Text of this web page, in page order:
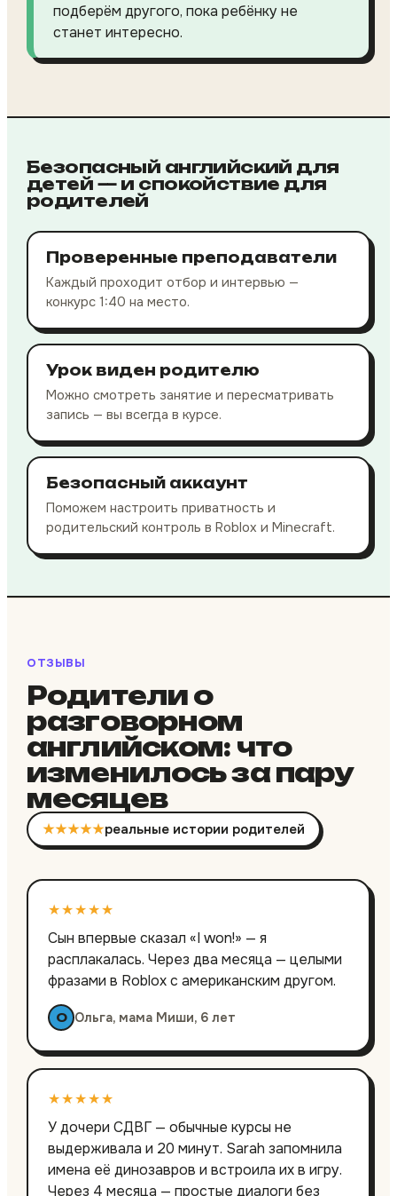
подберём другого, пока ребёнку не
станет интересно.
Безопасный английский для
детей — и спокойствие для
родителей
Проверенные преподаватели
Каждый проходит отбор и интервью —
конкурс 1:40 на место.
Урок виден родителю
Можно смотреть занятие и пересматривать
запись — вы всегда в курсе.
Безопасный аккаунт
Поможем настроить приватность и
родительский контроль в Roblox и Minecraft.
ОТЗЫВЫ
Родители о
разговорном
английском: что
изменилось за пару
месяцев
★★★★★реальные истории родителей
★★★★★
Сын впервые сказал «I won!» — я
расплакалась. Через два месяца — целыми
фразами в Roblox с американским другом.
О Ольга, мама Миши, 6 лет
★★★★★
У дочери СДВГ — обычные курсы не
выдерживала и 20 минут. Sarah запомнила
имена её динозавров и встроила их в игру.
Через 4 месяца — простые диалоги без